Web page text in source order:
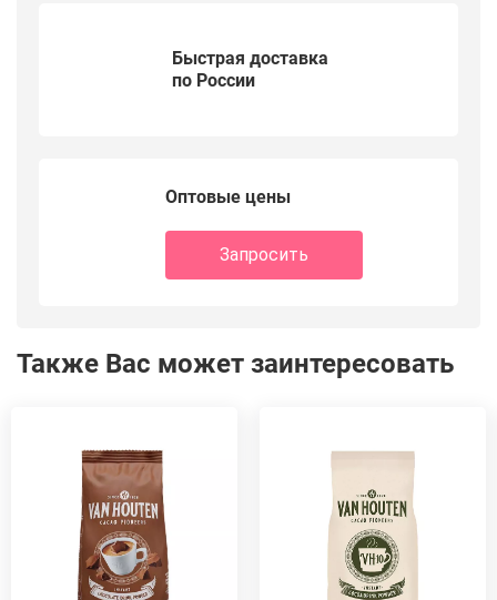
Быстрая доставка
по России
Оптовые цены
Запросить
Также Вас может заинтересовать